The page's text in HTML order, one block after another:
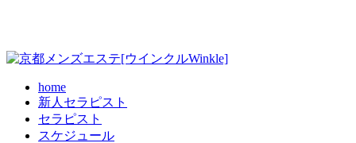
home
新人セラピスト
セラピスト
スケジュール